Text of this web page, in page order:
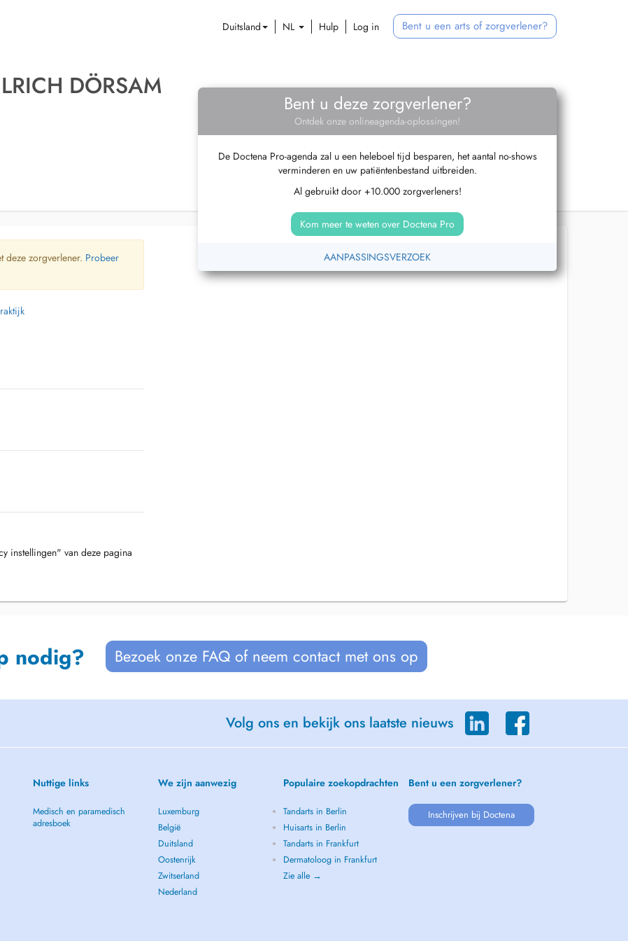
Duitsland NL Hulp Log in Bent u een arts of zorgverlener?
DÖRSAM
Bent u deze zorgverlener?
Ontdek onze onlineagenda-oplossingen!
De Doctena Pro-agenda zal u een heleboel tijd besparen, het aantal no-shows
verminderen en uw patiëntenbestand uitbreiden.
Al gebruikt door +10.000 zorgverleners!
Kom meer te weten over Doctena Pro
AANPASSINGSVERZOEK
deze zorgverlener. Probeer
instellingen" van deze pagina
nodig? Bezoek onze FAQ of neem contact met ons op
Volg ons en bekijk ons laatste nieuws
Nuttige links
Medisch en paramedisch
adresboek
We zijn aanwezig
Luxemburg
België
Duitsland
Oostenrijk
Zwitserland
Nederland
Populaire zoekopdrachten
Tandarts in Berlin
Huisarts in Berlin
Tandarts in Frankfurt
Dermatoloog in Frankfurt
Zie alle →
Bent u een zorgverlener?
Inschrijven bij Doctena